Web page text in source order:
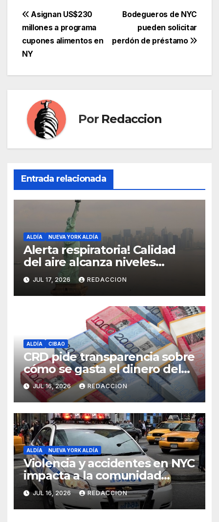
Navegación
de
entradas
Bodegueros de NYC
pueden solicitar
perdón de préstamo
Asignan US$230
millones a programa
cupones alimentos en
NY
Por Redaccion
Entrada relacionada
ALDÍA NUEVA YORK ALDÍA
Alerta respiratoria! Calidad
del aire alcanza niveles
peligrosos en NYC
JUL 17, 2026 REDACCION
ALDÍA CIBAO
CRD pide transparencia sobre
cómo se gasta el dinero del
Seguro Familiar de Salud
JUL 16, 2026 REDACCION
ALDÍA NUEVA YORK ALDÍA
Violencia y accidentes en NYC
impacta a la comunidad
dominicana
JUL 16, 2026 REDACCION